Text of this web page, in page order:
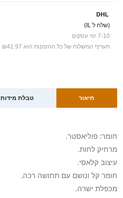
DHL
(שלח ל IL)
7-10 ימי עסקים
תעריף המשלוח של כל ההזמנות הוא ₪41.97
תיאור טבלת מידות
חומר: פוליאסטר.
מרחיק לחות.
עיצוב קלאסי.
חומר קל ונושם עם תחושה רכה.
מכפלת ישרה.